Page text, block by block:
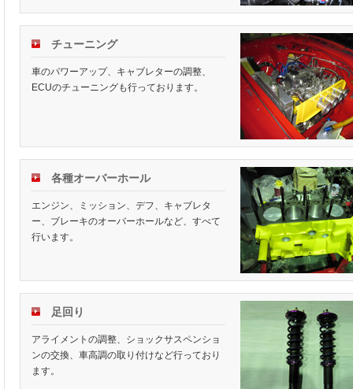
チューニング
車のパワーアップ、キャブレターの調整、
ECUのチューニングも行っております。
各種オーバーホール
エンジン、ミッション、デフ、キャブレタ
ー、ブレーキのオーバーホールなど、すべて
行います。
足回り
アライメントの調整、ショックサスペンショ
ンの交換、車高調の取り付けなど行っており
ます。